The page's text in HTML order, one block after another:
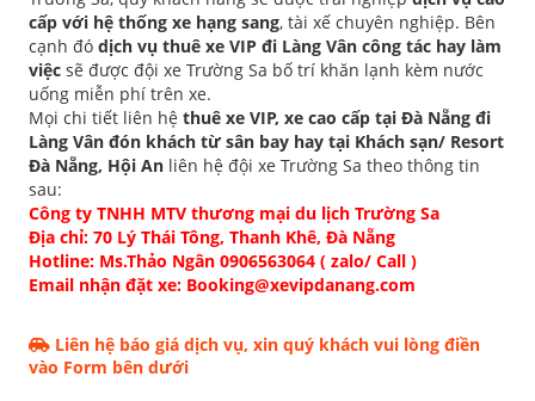
cấp với hệ thống xe hạng sang, tài xế chuyên nghiệp. Bên
cạnh đó dịch vụ thuê xe VIP đi Làng Vân công tác hay làm
việc sẽ được đội xe Trường Sa bố trí khăn lạnh kèm nước
uống miễn phí trên xe.
Mọi chi tiết liên hệ thuê xe VIP, xe cao cấp tại Đà Nẵng đi
Làng Vân đón khách từ sân bay hay tại Khách sạn/ Resort
Đà Nẵng, Hội An liên hệ đội xe Trường Sa theo thông tin
sau:
Công ty TNHH MTV thương mại du lịch Trường Sa
Địa chỉ: 70 Lý Thái Tông, Thanh Khê, Đà Nẵng
Hotline: Ms.Thảo Ngân 0906563064 ( zalo/ Call )
Email nhận đặt xe: Booking@xevipdanang.com
Liên hệ báo giá dịch vụ, xin quý khách vui lòng điền
vào Form bên dưới